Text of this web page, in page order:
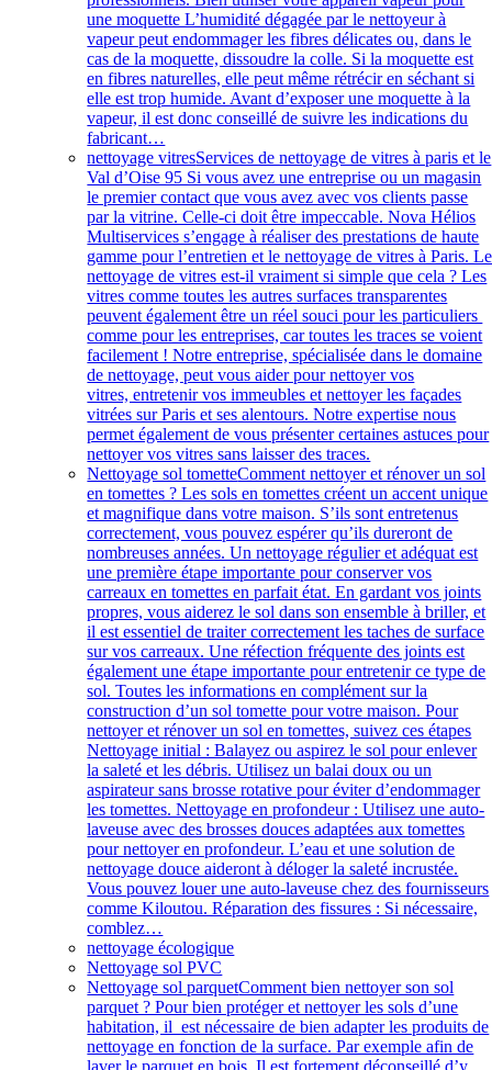
une moquette L’humidité dégagée par le nettoyeur à
vapeur peut endommager les fibres délicates ou, dans le
cas de la moquette, dissoudre la colle. Si la moquette est
en fibres naturelles, elle peut même rétrécir en séchant si
elle est trop humide. Avant d’exposer une moquette à la
vapeur, il est donc conseillé de suivre les indications du
fabricant…
nettoyage vitresServices de nettoyage de vitres à paris et le
Val d’Oise 95 Si vous avez une entreprise ou un magasin
le premier contact que vous avez avec vos clients passe
par la vitrine. Celle-ci doit être impeccable. Nova Hélios
Multiservices s’engage à réaliser des prestations de haute
gamme pour l’entretien et le nettoyage de vitres à Paris. Le
nettoyage de vitres est-il vraiment si simple que cela ? Les
vitres comme toutes les autres surfaces transparentes
peuvent également être un réel souci pour les particuliers
comme pour les entreprises, car toutes les traces se voient
facilement ! Notre entreprise, spécialisée dans le domaine
de nettoyage, peut vous aider pour nettoyer vos
vitres, entretenir vos immeubles et nettoyer les façades
vitrées sur Paris et ses alentours. Notre expertise nous
permet également de vous présenter certaines astuces pour
nettoyer vos vitres sans laisser des traces.
Nettoyage sol tometteComment nettoyer et rénover un sol
en tomettes ? Les sols en tomettes créent un accent unique
et magnifique dans votre maison. S’ils sont entretenus
correctement, vous pouvez espérer qu’ils dureront de
nombreuses années. Un nettoyage régulier et adéquat est
une première étape importante pour conserver vos
carreaux en tomettes en parfait état. En gardant vos joints
propres, vous aiderez le sol dans son ensemble à briller, et
il est essentiel de traiter correctement les taches de surface
sur vos carreaux. Une réfection fréquente des joints est
également une étape importante pour entretenir ce type de
sol. Toutes les informations en complément sur la
construction d’un sol tomette pour votre maison. Pour
nettoyer et rénover un sol en tomettes, suivez ces étapes
Nettoyage initial : Balayez ou aspirez le sol pour enlever
la saleté et les débris. Utilisez un balai doux ou un
aspirateur sans brosse rotative pour éviter d’endommager
les tomettes. Nettoyage en profondeur : Utilisez une auto-
laveuse avec des brosses douces adaptées aux tomettes
pour nettoyer en profondeur. L’eau et une solution de
nettoyage douce aideront à déloger la saleté incrustée.
Vous pouvez louer une auto-laveuse chez des fournisseurs
comme Kiloutou. Réparation des fissures : Si nécessaire,
comblez…
nettoyage écologique
Nettoyage sol PVC
Nettoyage sol parquetComment bien nettoyer son sol
parquet ? Pour bien protéger et nettoyer les sols d’une
habitation, il est nécessaire de bien adapter les produits de
nettoyage en fonction de la surface. Par exemple afin de
laver le parquet en bois, Il est fortement déconseillé d’y